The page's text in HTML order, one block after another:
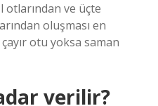
ve üçte
oluşması en
otu yoksa saman
verilir?